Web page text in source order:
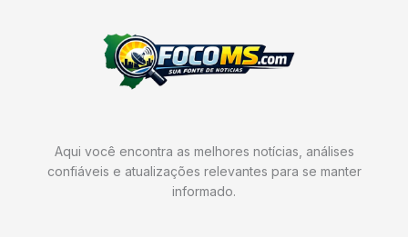
Aqui você encontra as melhores notícias, análises
confiáveis e atualizações relevantes para se manter
informado.